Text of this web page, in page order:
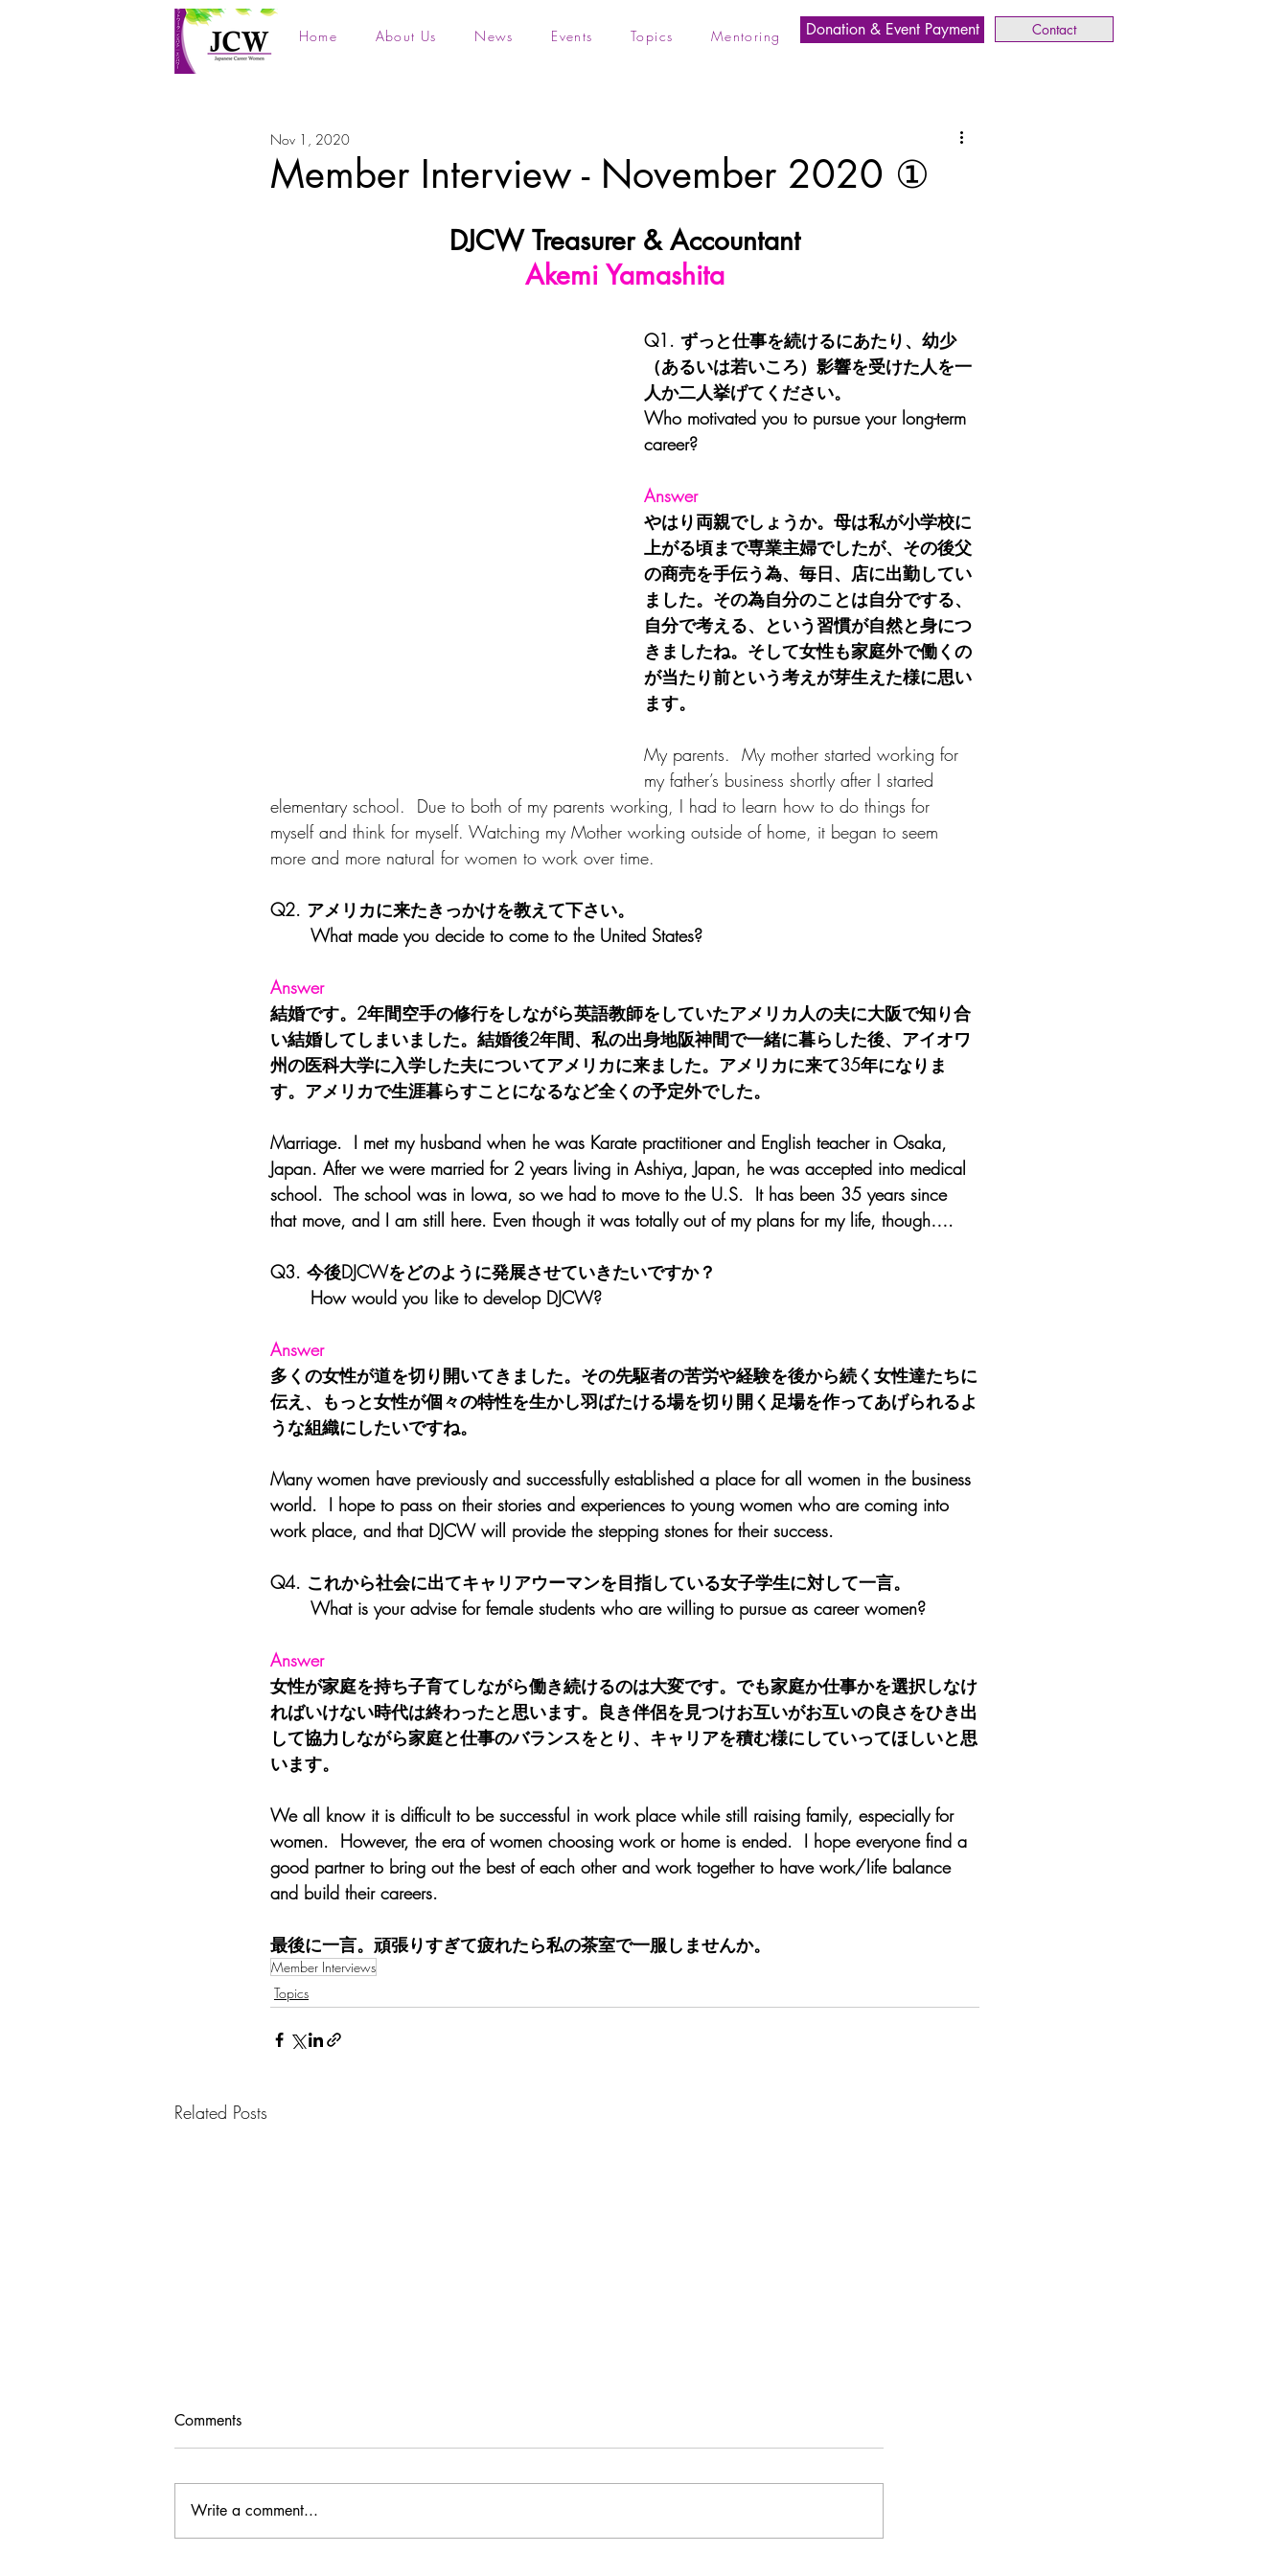
Home About Us News Events Topics Mentoring Donation & Event Payment Contact
Member Interview - November 2020 ①
Nov 1, 2020
DJCW Treasurer & Accountant
Akemi Yamashita
Q1. ずっと仕事を続けるにあたり、幼少
（あるいは若いころ）影響を受けた人を一
人か二人挙げてください。
Who motivated you to pursue your long-term
career?
Answer
やはり両親でしょうか。母は私が小学校に
上がる頃まで専業主婦でしたが、その後父
の商売を手伝う為、毎日、店に出勤してい
ました。その為自分のことは自分でする、
自分で考える、という習慣が自然と身につ
きましたね。そして女性も家庭外で働くの
が当たり前という考えが芽生えた様に思い
ます。
My parents.  My mother started working for
my father’s business shortly after I started
elementary school.  Due to both of my parents working, I had to learn how to do things for
myself and think for myself. Watching my Mother working outside of home, it began to seem
more and more natural for women to work over time.
Q2. アメリカに来たきっかけを教えて下さい。
       What made you decide to come to the United States?
Answer
結婚です。2年間空手の修行をしながら英語教師をしていたアメリカ人の夫に大阪で知り合
い結婚してしまいました。結婚後2年間、私の出身地阪神間で一緒に暮らした後、アイオワ
州の医科大学に入学した夫についてアメリカに来ました。アメリカに来て35年になりま
す。アメリカで生涯暮らすことになるなど全くの予定外でした。
Marriage.  I met my husband when he was Karate practitioner and English teacher in Osaka,
Japan. After we were married for 2 years living in Ashiya, Japan, he was accepted into medical
school.  The school was in Iowa, so we had to move to the U.S.  It has been 35 years since
that move, and I am still here. Even though it was totally out of my plans for my life, though….
Q3. 今後DJCWをどのように発展させていきたいですか？
       How would you like to develop DJCW?
Answer
多くの女性が道を切り開いてきました。その先駆者の苦労や経験を後から続く女性達たちに
伝え、もっと女性が個々の特性を生かし羽ばたける場を切り開く足場を作ってあげられるよ
うな組織にしたいですね。
Many women have previously and successfully established a place for all women in the business
world.  I hope to pass on their stories and experiences to young women who are coming into
work place, and that DJCW will provide the stepping stones for their success.
Q4. これから社会に出てキャリアウーマンを目指している女子学生に対して一言。
       What is your advise for female students who are willing to pursue as career women?
Answer
女性が家庭を持ち子育てしながら働き続けるのは大変です。でも家庭か仕事かを選択しなけ
ればいけない時代は終わったと思います。良き伴侶を見つけお互いがお互いの良さをひき出
して協力しながら家庭と仕事のバランスをとり、キャリアを積む様にしていってほしいと思
います。
We all know it is difficult to be successful in work place while still raising family, especially for
women.  However, the era of women choosing work or home is ended.  I hope everyone find a
good partner to bring out the best of each other and work together to have work/life balance
and build their careers.
最後に一言。頑張りすぎて疲れたら私の茶室で一服しませんか。
Member Interviews
Topics
Related Posts
Comments
Write a comment...